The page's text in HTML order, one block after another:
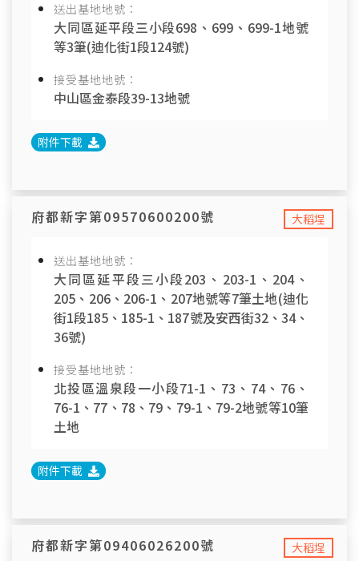
送出基地地號：
大同區延平段三小段698、699、699-1地號
等3筆(迪化街1段124號)
接受基地地號：
中山區金泰段39-13地號
附件下載
大稻埕
府都新字第09570600200號
送出基地地號：
大同區延平段三小段203、203-1、204、
205、206、206-1、207地號等7筆土地(迪化
街1段185、185-1、187號及安西街32、34、
36號)
接受基地地號：
北投區溫泉段一小段71-1、73、74、76、
76-1、77、78、79、79-1、79-2地號等10筆
土地
附件下載
大稻埕
府都新字第09406026200號